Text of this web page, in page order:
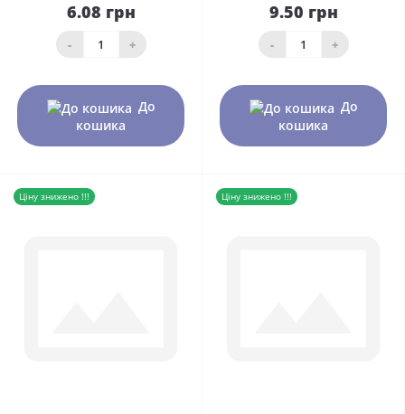
6.08 грн
- +
До
кошика
9.50 грн
- +
До
кошика
Ціну знижено !!! Ціну знижено !!!